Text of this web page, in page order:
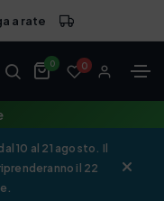
a rate
0 0
10 al 21 agosto. Il
il 22